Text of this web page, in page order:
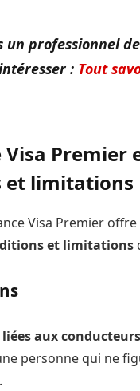
un professionnel
: Tout
Visa Premier
et limitations
Visa Premier
et limitations
liées aux
personne qui ne